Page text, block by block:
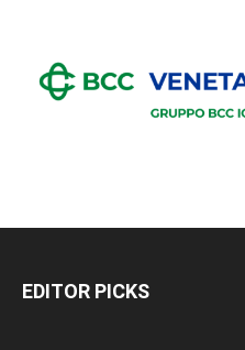
EDITOR PICKS